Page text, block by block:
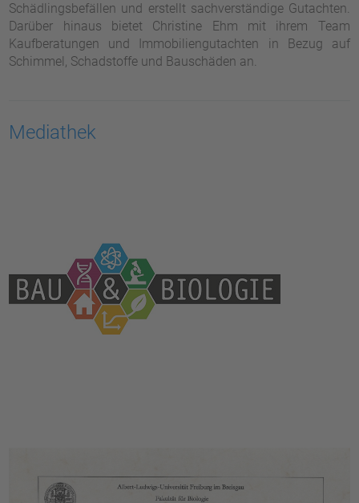
Schädlingsbefällen und erstellt sachverständige Gutachten.
Darüber hinaus bietet Christine Ehm mit ihrem Team
Kaufberatungen und Immobiliengutachten in Bezug auf
Schimmel, Schadstoffe und Bauschäden an.
Mediathek